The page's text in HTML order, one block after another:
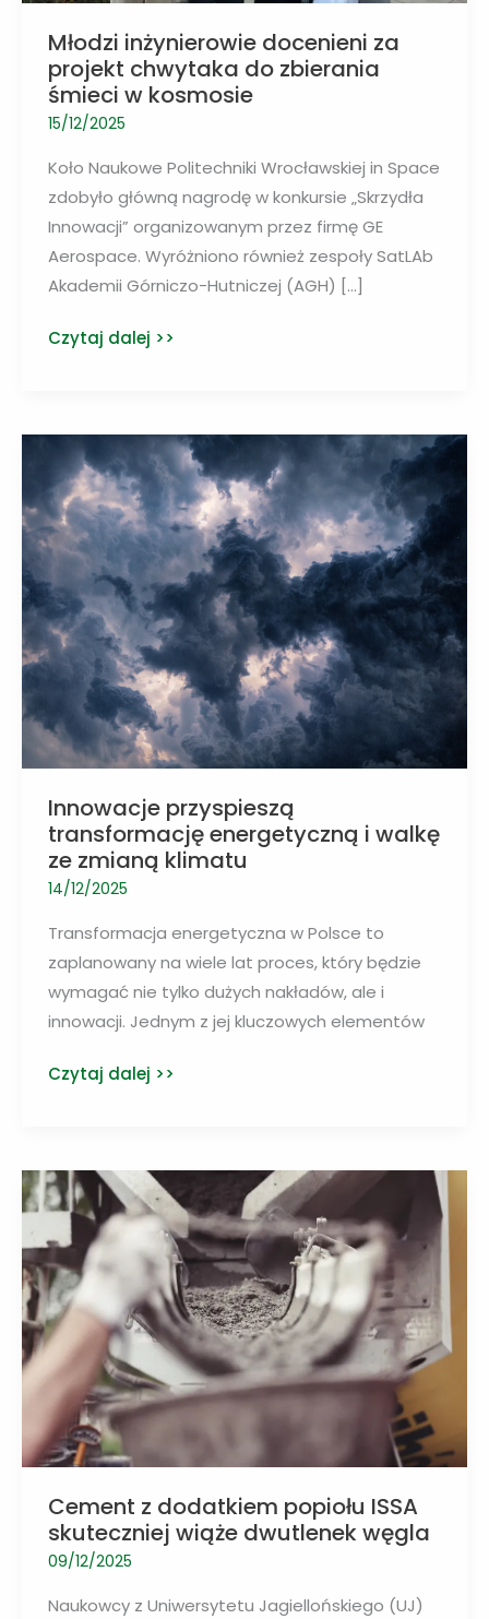
Młodzi inżynierowie docenieni za
projekt chwytaka do zbierania
śmieci w kosmosie
15/12/2025
Koło Naukowe Politechniki Wrocławskiej in Space
zdobyło główną nagrodę w konkursie „Skrzydła
Innowacji” organizowanym przez firmę GE
Aerospace. Wyróżniono również zespoły SatLAb
Akademii Górniczo-Hutniczej (AGH) […]
Młodzi
projekt
chwytaka
do
zbierania
śmieci
w
kosmosie
Czytaj dalej >>
Innowacje przyspieszą
transformację energetyczną i walkę
ze zmianą klimatu
14/12/2025
Transformacja energetyczna w Polsce to
zaplanowany na wiele lat proces, który będzie
wymagać nie tylko dużych nakładów, ale i
innowacji. Jednym z jej kluczowych elementów
Innowacje
i
walkę
ze
zmianą
klimatu
Czytaj dalej >>
Cement z dodatkiem popiołu ISSA
skuteczniej wiąże dwutlenek węgla
09/12/2025
Naukowcy z Uniwersytetu Jagiellońskiego (UJ)